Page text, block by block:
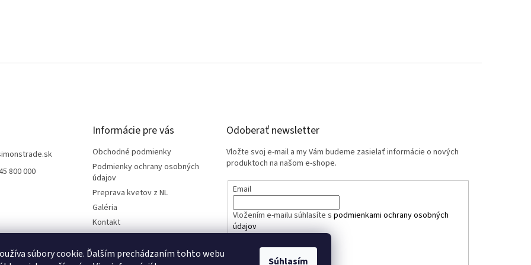
súbory cookie. Ďalším prechádzaním tohto webu
Súhlasím
800 000
Informácie pre vás
Obchodné podmienky
Podmienky ochrany osobných
údajov
Preprava kvetov z NL
Galéria
Kontakt
Odoberať newsletter
Vložte svoj e-mail a my Vám budeme zasielať informácie o nových
produktoch na našom e-shope.
Email
Vložením e-mailu súhlasíte spodmienkami ochrany osobných
údajov